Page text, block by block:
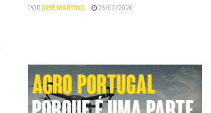
PORJOSÉ MARTINO 26/07/2026